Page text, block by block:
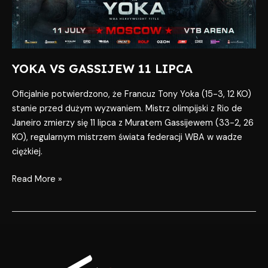
YOKA VS GASSIJEW 11 LIPCA
Oficjalnie potwierdzono, że Francuz Tony Yoka (15-3, 12 KO)
stanie przed dużym wyzwaniem. Mistrz olimpijski z Rio de
Janeiro zmierzy się 11 lipca z Muratem Gassijewem (33-2, 26
KO), regularnym mistrzem świata federacji WBA w wadze
ciężkiej.
Read More »